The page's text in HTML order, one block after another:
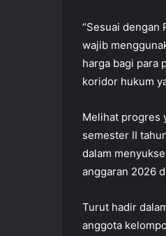
“Sesuai dengan
wajib
harga bagi para
koridor hukum
Melihat progres
semester II
dalam
anggaran 2026
Turut hadir
anggota